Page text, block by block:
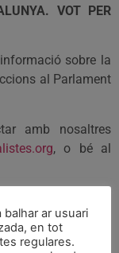
VOT PER
sobre la
al Parlament
amb nosaltres
, o bé al
ar usuari
en tot
regulares.